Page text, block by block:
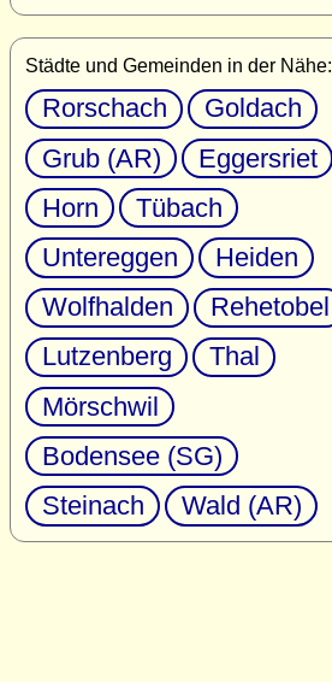
Städte und Gemeinden in der Nähe:
Rorschach
Goldach
Grub (AR)
Eggersriet
Horn
Tübach
Untereggen
Heiden
Wolfhalden
Rehetobel
Lutzenberg
Thal
Mörschwil
Bodensee (SG)
Steinach
Wald (AR)